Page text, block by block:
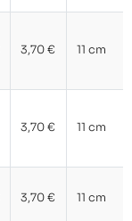
3,01 €
4,31 €
3,70 € 11 cm
3,70 € 11 cm
3,70 € 11 cm